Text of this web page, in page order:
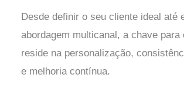
Desde definir o seu cliente ideal até
abordagem multicanal, a chave para
reside na personalização,
e melhoria contínua.